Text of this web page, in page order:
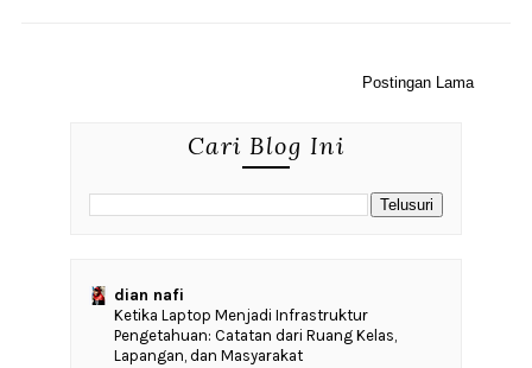
Postingan Lama
Cari Blog Ini
dian nafi
Ketika Laptop Menjadi Infrastruktur
Pengetahuan: Catatan dari Ruang Kelas,
Lapangan, dan Masyarakat